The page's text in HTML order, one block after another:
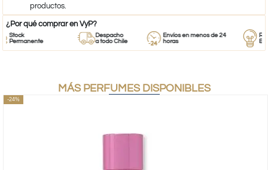
productos.
¿Por qué comprar en VyP?
Despacho
a todo Chile
Envíos en menos de 24
horas
MÁS PERFUMES DISPONIBLES
-24%